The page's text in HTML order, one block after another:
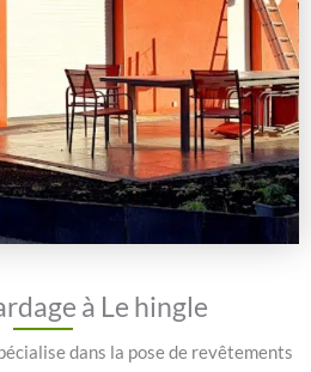
à Le hingle
dans la pose de revêtements